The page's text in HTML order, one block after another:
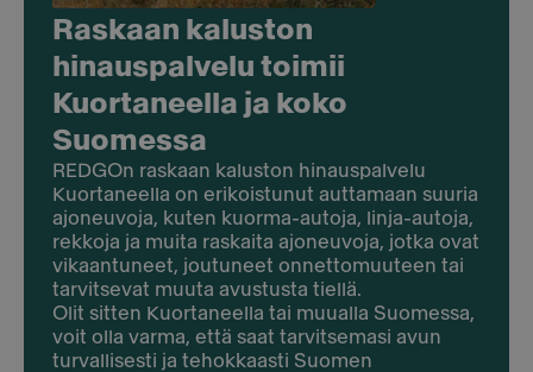
Raskaan kaluston
hinauspalvelu toimii
Kuortaneella ja koko
Suomessa
REDGOn raskaan kaluston hinauspalvelu
Kuortaneella on erikoistunut auttamaan suuria
ajoneuvoja, kuten kuorma-autoja, linja-autoja,
rekkoja ja muita raskaita ajoneuvoja, jotka ovat
vikaantuneet, joutuneet onnettomuuteen tai
tarvitsevat muuta avustusta tiellä.
Olit sitten Kuortaneella tai muualla Suomessa,
voit olla varma, että saat tarvitsemasi avun
turvallisesti ja tehokkaasti Suomen